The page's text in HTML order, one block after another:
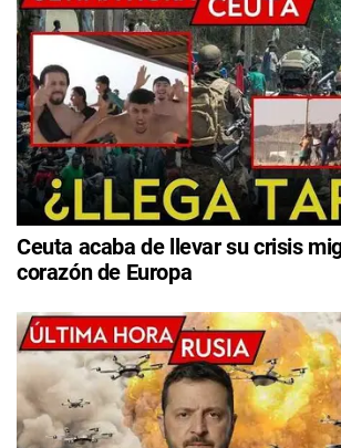
Ceuta acaba de llevar su crisis
corazón de Europa